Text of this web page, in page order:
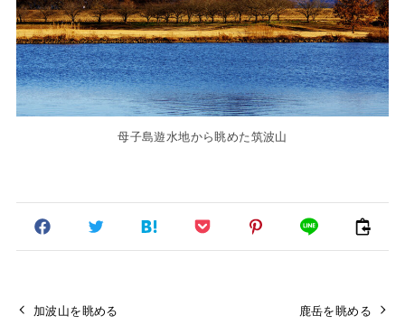
母子島遊水地から眺めた筑波山
加波山を眺める 鹿岳を眺める